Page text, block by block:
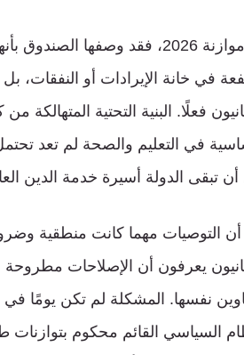
أما موازنة 2026، فقد
في خانة الإيرادات أو النفقات،
فعلًا. البنية التحتية
في التعليم والصحة لم تعد
أن تبقى الدولة أسيرة خدمة الدين
التوصيات مهما كانت منطقية
يعرفون أن الإصلاحات
نفسها. المشكلة لم تكن يومًا
السياسي القائم محكوم